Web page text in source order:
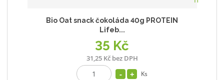
Bio Oat snack čokoláda 40g PROTEIN
Lifeb...
35 Kč
31,25 Kč bez DPH
Ks